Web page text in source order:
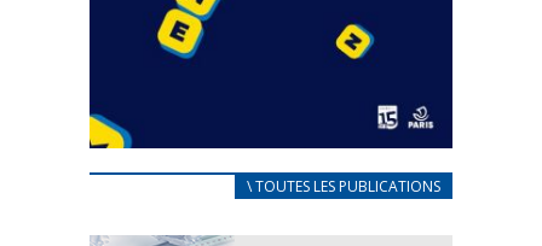
CARNET D’ACCUEIL
25 avril 2022
\ TOUTES LES PUBLICATIONS